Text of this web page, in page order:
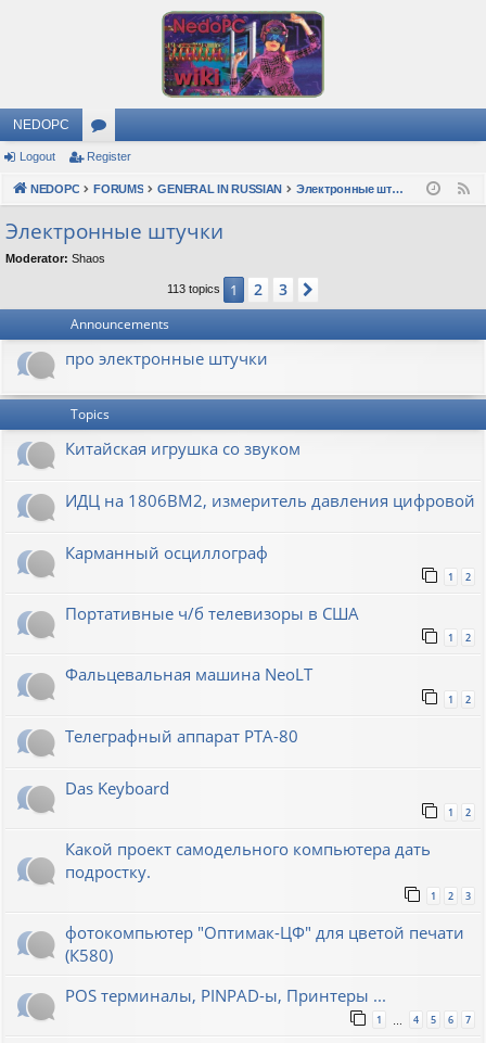
NEDOPC
or
u
s
Logout Register
NEDOPC FORUMS GENERAL IN RUSSIAN Электронные штучки
Электронные штучки
Moderator: Shaos
113 topics 1 2 3
Announcements
про электронные штучки
Topics
Китайская игрушка со звуком
ИДЦ на 1806ВМ2, измеритель давления цифровой
Карманный осциллограф
1 2
Портативные ч/б телевизоры в США
1 2
Фальцевальная машина NeoLT
1 2
Телеграфный аппарат РТА-80
Das Keyboard
1 2
Какой проект самодельного компьютера дать
подростку.
1 2 3
фотокомпьютер "Оптимак-ЦФ" для цветой печати
(К580)
POS терминалы, PINPAD-ы, Принтеры ...
1 4 5 6 7